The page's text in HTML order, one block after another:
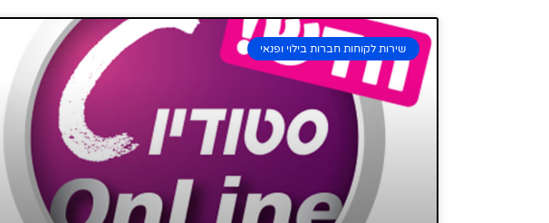
שירות לקוחות חברות בילוי ופנאי